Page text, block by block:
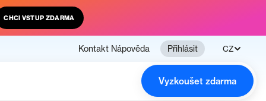
CHCI VSTUP ZDARMA
Kontakt Nápověda Přihlásit CZ
Vyzkoušet zdarma